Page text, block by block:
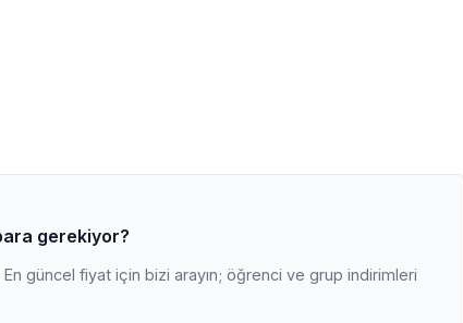
gerekiyor?
güncel fiyat için bizi arayın; öğrenci ve grup indirimleri